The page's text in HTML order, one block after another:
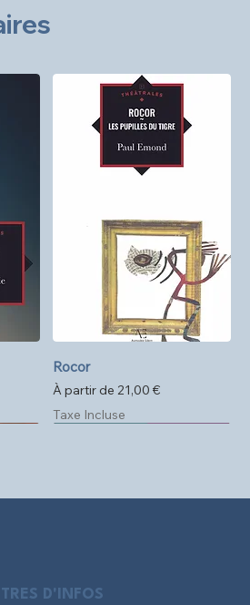
Rocor
À partir de 21,00 €
Prix promotionnel
Taxe Incluse
D'INFOS